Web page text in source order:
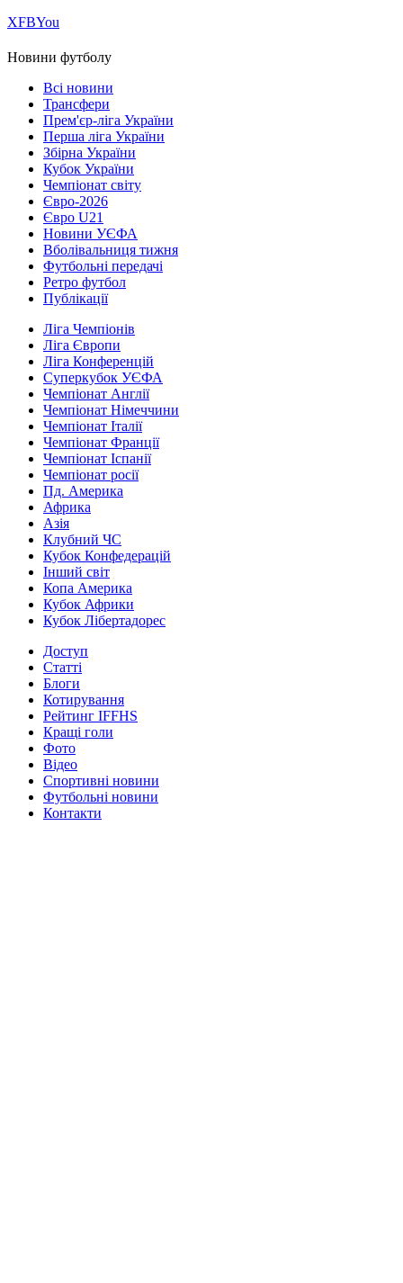
ХFBYou
Новини футболу
Всі новини
Трансфери
Прем'єр-ліга України
Перша ліга України
Збірна України
Кубок України
Чемпіонат світу
Євро-2026
Євро U21
Новини УЄФА
Вболівальниця тижня
Футбольні передачі
Ретро футбол
Публікації
Ліга Чемпіонів
Ліга Європи
Ліга Конференцій
Суперкубок УЄФА
Чемпіонат Англії
Чемпіонат Німеччини
Чемпіонат Італії
Чемпіонат Франції
Чемпіонат Іспанії
Чемпіонат росії
Пд. Америка
Африка
Азія
Клубний ЧС
Кубок Конфедерацій
Інший світ
Копа Америка
Кубок Африки
Кубок Лібертадорес
Доступ
Статті
Блоги
Котирування
Рейтинг IFFHS
Кращі голи
Фото
Відео
Спортивні новини
Футбольні новини
Контакти